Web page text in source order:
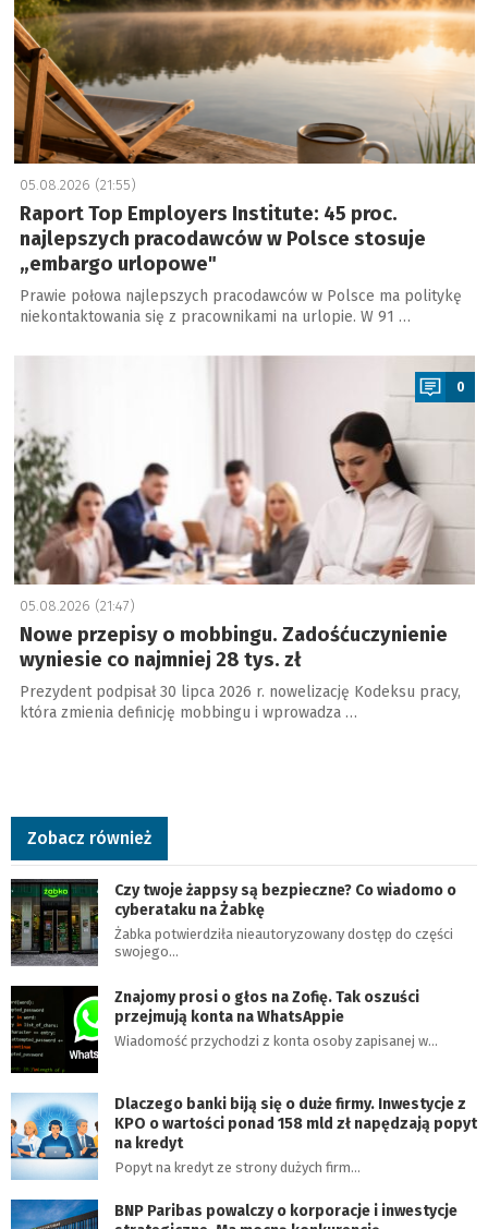
05.08.2026 (21:55)
Raport Top Employers Institute: 45 proc.
najlepszych pracodawców w Polsce stosuje
„embargo urlopowe"
Prawie połowa najlepszych pracodawców w Polsce ma politykę
niekontaktowania się z pracownikami na urlopie. W 91 …
0
05.08.2026 (21:47)
Nowe przepisy o mobbingu. Zadośćuczynienie
wyniesie co najmniej 28 tys. zł
Prezydent podpisał 30 lipca 2026 r. nowelizację Kodeksu pracy,
która zmienia definicję mobbingu i wprowadza …
Zobacz również
Czy twoje żappsy są bezpieczne? Co wiadomo o
cyberataku na Żabkę
Żabka potwierdziła nieautoryzowany dostęp do części
swojego…
Znajomy prosi o głos na Zofię. Tak oszuści
przejmują konta na WhatsAppie
Wiadomość przychodzi z konta osoby zapisanej w…
Dlaczego banki biją się o duże firmy. Inwestycje z
KPO o wartości ponad 158 mld zł napędzają popyt
na kredyt
Popyt na kredyt ze strony dużych firm…
BNP Paribas powalczy o korporacje i inwestycje